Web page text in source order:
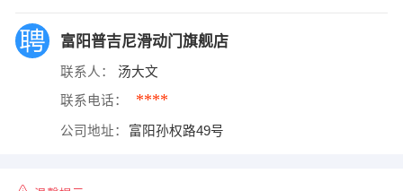
富阳普吉尼滑动门旗舰店
联系人： 汤大文
联系电话： ****
公司地址： 富阳孙权路49号